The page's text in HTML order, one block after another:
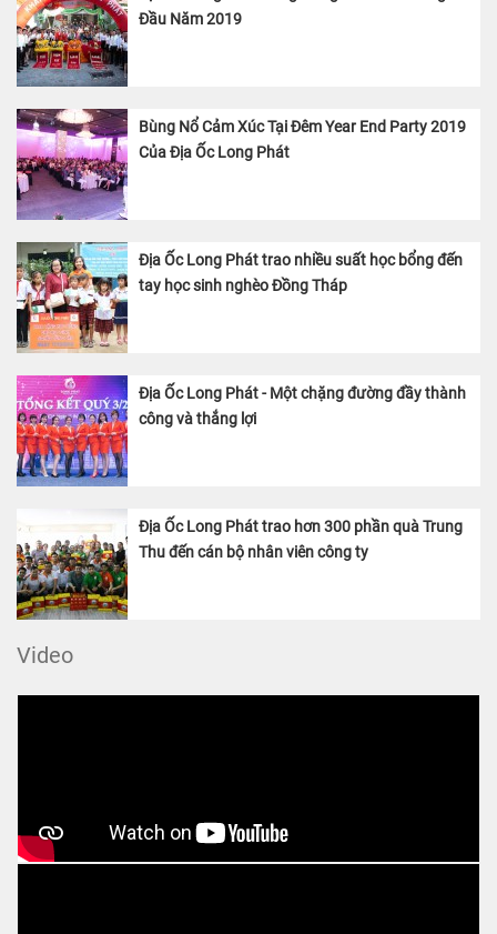
Đầu Năm 2019
Bùng Nổ Cảm Xúc Tại Đêm Year End Party 2019
Của Địa Ốc Long Phát
Địa Ốc Long Phát trao nhiều suất học bổng đến
tay học sinh nghèo Đồng Tháp
Địa Ốc Long Phát - Một chặng đường đầy thành
công và thắng lợi
Địa Ốc Long Phát trao hơn 300 phần quà Trung
Thu đến cán bộ nhân viên công ty
Video